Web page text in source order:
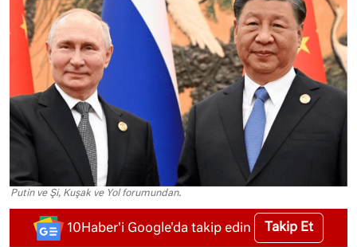
Putin ve Şi, Kuşak ve Yol forumundan.
10Haber'i Google'da takip edin Takip Et